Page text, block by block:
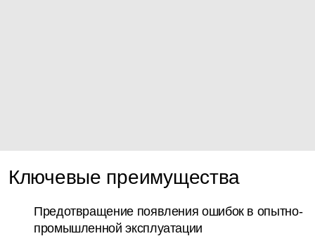
Ключевые преимущества
Предотвращение появления ошибок в опытно-
промышленной эксплуатации